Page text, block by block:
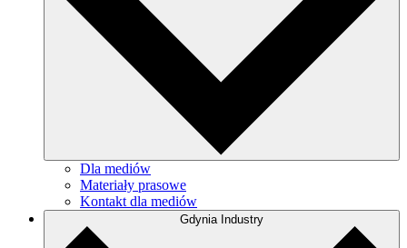
Dla mediów
Materiały prasowe
Kontakt dla mediów
Gdynia Industry